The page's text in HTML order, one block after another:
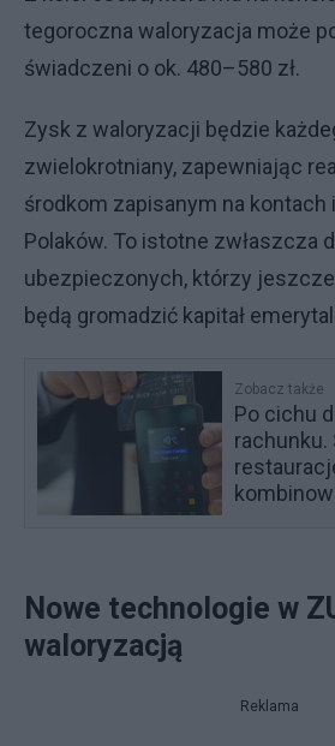
tegoroczna waloryzacja może
świadczeni o ok. 480–580 zł.
Zysk z waloryzacji będzie
zwielokrotniany, zapewniając
środkom zapisanym na kontach
Polaków. To istotne zwłaszcza
ubezpieczonych, którzy
będą gromadzić kapitał
Zobacz także
Po cichu
rachunku.
Nowe technologie w
waloryzacją
Reklama